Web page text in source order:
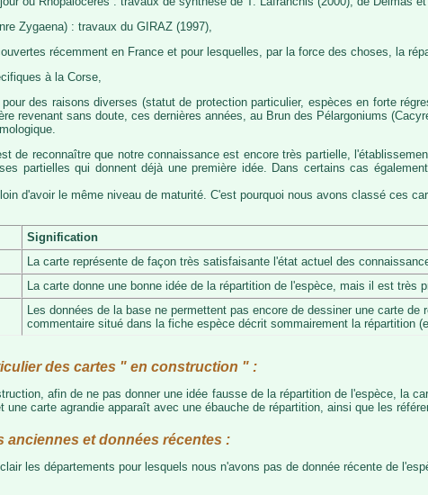
Zygaena) : travaux du GIRAZ (1997),
récemment en France et pour lesquelles, par la force des choses, la
à la Corse,
des raisons diverses (statut de protection particulier, espèces en forte
revenant sans doute, ces dernières années, au Brun des Pélargoniums
de reconnaître que notre connaissance est encore très partielle,
partielles qui donnent déjà une première idée. Dans certains cas
d'avoir le même niveau de maturité. C'est pourquoi nous avons classé ces
Signification
La carte représente de façon très satisfaisante l'état actuel des
La carte donne une bonne idée de la répartition de l'espèce, mais il est très
Les données de la base ne permettent pas encore de dessiner une carte
commentaire situé dans la fiche espèce décrit sommairement la répartition
des cartes " en construction " :
afin de ne pas donner une idée fausse de la répartition de l'espèce, la
une carte agrandie apparaît avec une ébauche de répartition, ainsi que les
anciennes et données récentes :
les départements pour lesquels nous n'avons pas de donnée récente de